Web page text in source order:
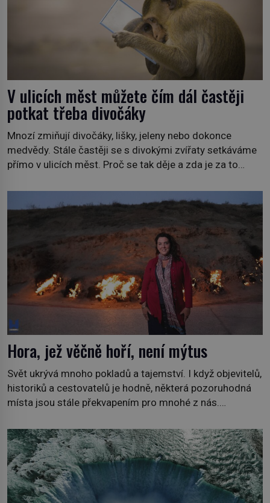
V ulicích měst můžete čím dál častěji
potkat třeba divočáky
Mnozí zmiňují divočáky, lišky, jeleny nebo dokonce
medvědy. Stále častěji se s divokými zvířaty setkáváme
přímo v ulicích měst. Proč se tak děje a zda je za to
jiných. My se raději podíváme do jiných zemí a
prozkoumáme, jaká další zvířata po celém světě se
Hora, jež věčně hoří, není mýtus
Svět ukrývá mnoho pokladů a tajemství. I když objevitelů,
historiků a cestovatelů je hodně, některá pozoruhodná
místa jsou stále překvapením pro mnohé z nás.
Albánie či úchvatná atmosféra Kypru jsou jedny z míst,
která nám mají co nabídnout a vyprávět. Uznávaná
historička Bettany Hughes, se vydala prozkoumat
pozoruhodné úkazy, o kterých jste možná doposud
neslyšeli. Hora, […]